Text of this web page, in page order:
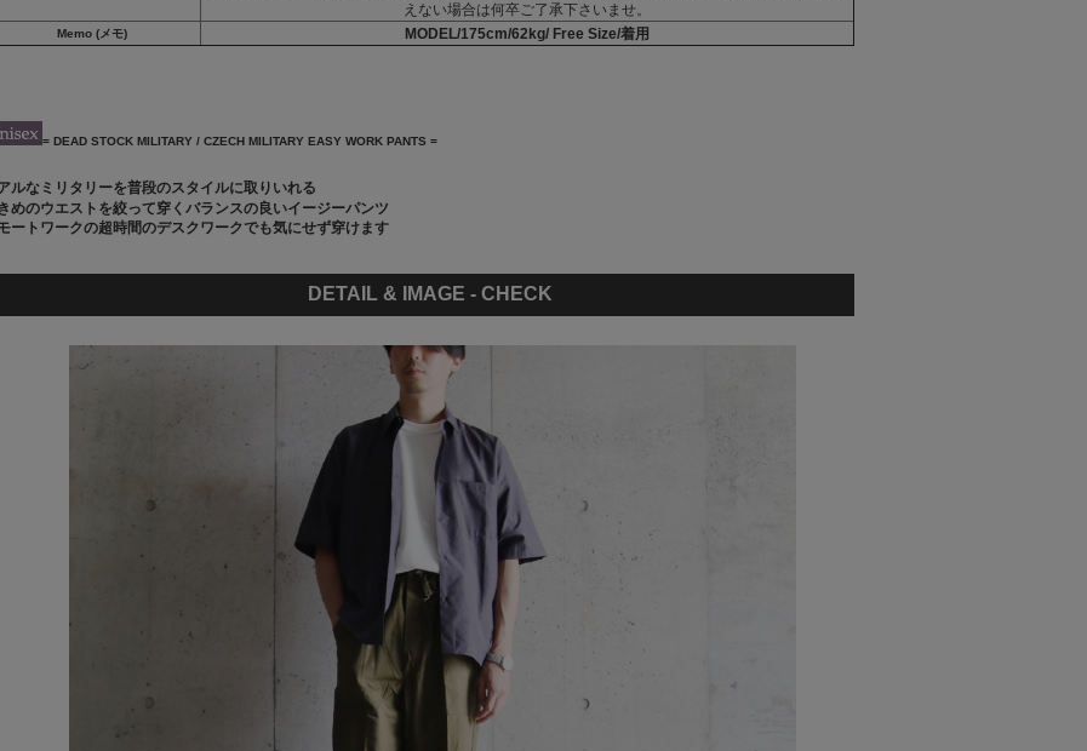
えない場合は何卒ご了承下さいませ。
Memo (メモ) MODEL/175cm/62kg/ Free Size/着用
= DEAD STOCK MILITARY / CZECH MILITARY EASY WORK PANTS =
ルなミリタリーを普段のスタイルに取りいれる
めのウエストを絞って穿くバランスの良いイージーパンツ
ートワークの超時間のデスクワークでも気にせず穿けます